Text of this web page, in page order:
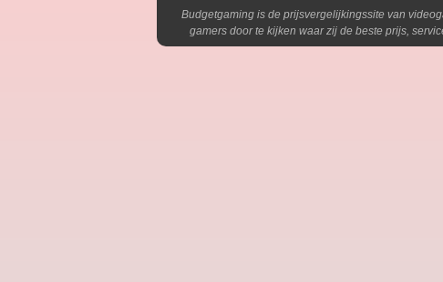
Budgetgaming is de prijsvergelijkingssite van
gamers door te kijken waar zij de beste prijs,